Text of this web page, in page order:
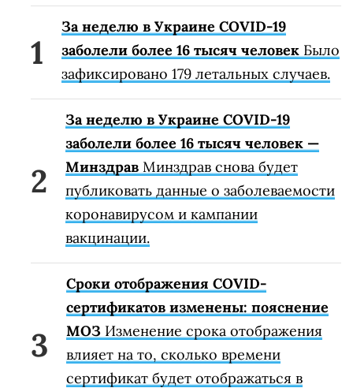
За неделю в Украине COVID-19
заболели более 16 тысяч человек Было
зафиксировано 179 летальных случаев.
За неделю в Украине COVID-19
заболели более 16 тысяч человек —
Минздрав Минздрав снова будет
публиковать данные о заболеваемости
коронавирусом и кампании
вакцинации.
Сроки отображения COVID-
сертификатов изменены: пояснение
МОЗ Изменение срока отображения
влияет на то, сколько времени
сертификат будет отображаться в